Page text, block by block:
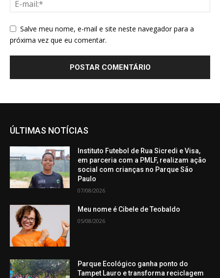
Salve meu nome, e-mail e site neste navegador para a
próxima vez que eu comentar.
ÚLTIMAS NOTÍCIAS
Instituto Futebol de Rua Sicredi e Visa,
em parceria com a PMLF, realizam ação
social com crianças no Parque São
Paulo
07/08/2026
Meu nome é Cibele de Teobaldo
05/08/2026
Parque Ecológico ganha ponto do
Tampet Lauro e transforma reciclagem